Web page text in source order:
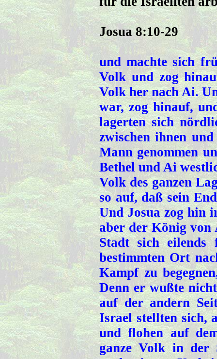
Josua 8:10-29
und machte sich
Volk und zog
Volk her nach Ai.
war, zog hinauf,
lagerten sich
zwischen ihnen
Mann genommen
Bethel und Ai
Volk des ganzen
so auf, daß sein
Und Josua zog hin
aber der König von
Stadt sich
bestimmten Ort
Kampf zu
Denn er wußte
auf der andern
Israel stellten sich,
und flohen auf
ganze Volk in der